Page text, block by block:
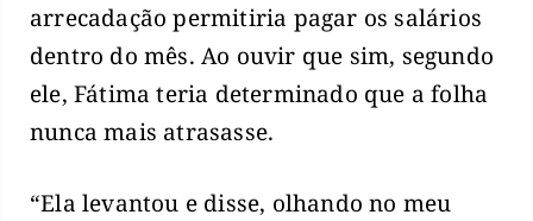
arrecadação permitiria pagar os salários
dentro do mês. Ao ouvir que sim, segundo
ele, Fátima teria determinado que a folha
nunca mais atrasasse.
“Ela levantou e disse, olhando no meu